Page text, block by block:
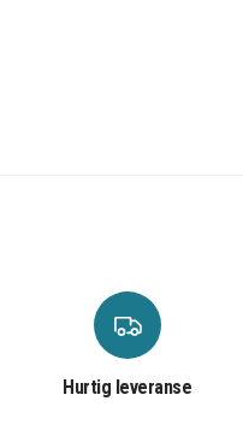
Hurtig leveranse